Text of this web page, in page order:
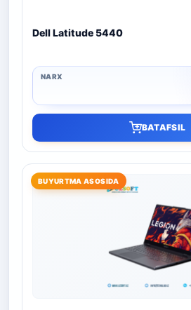
Dell Latitude 5440
BATAFSIL
BUYURTMA ASOSIDA